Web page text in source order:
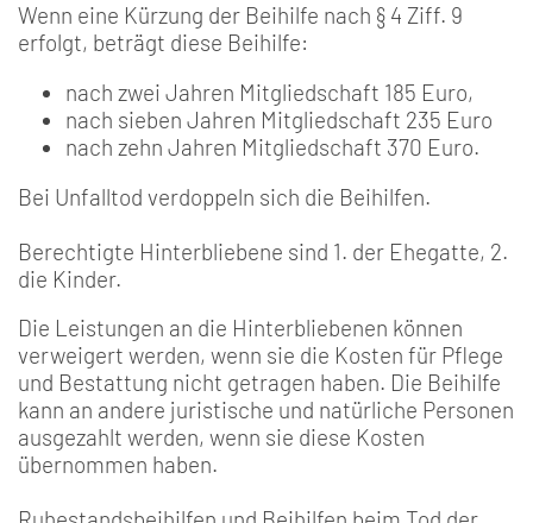
Wenn eine Kürzung der Beihilfe nach § 4 Ziff. 9
erfolgt, beträgt diese Beihilfe:
nach zwei Jahren Mitgliedschaft 185 Euro,
nach sieben Jahren Mitgliedschaft 235 Euro
nach zehn Jahren Mitgliedschaft 370 Euro.
Bei Unfalltod verdoppeln sich die Beihilfen.
Berechtigte Hinterbliebene sind 1. der Ehegatte, 2.
die Kinder.
Die Leistungen an die Hinterbliebenen können
verweigert werden, wenn sie die Kosten für Pflege
und Bestattung nicht getragen haben. Die Beihilfe
kann an andere juristische und natürliche Personen
ausgezahlt werden, wenn sie diese Kosten
übernommen haben.